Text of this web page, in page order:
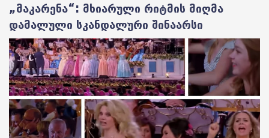
„მაკარენა“: მხიარული რიტმის მიღმა
დამალული სკანდალური შინაარსი